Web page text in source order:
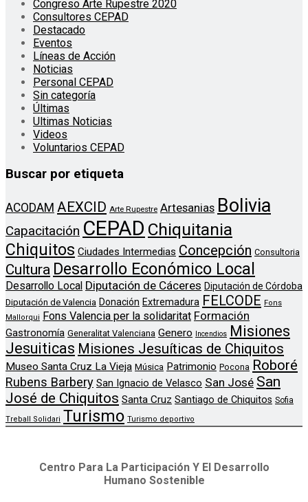
Congreso Arte Rupestre 2020
Consultores CEPAD
Destacado
Eventos
Líneas de Acción
Noticias
Personal CEPAD
Sin categoría
Últimas
Ultimas Noticias
Videos
Voluntarios CEPAD
Buscar por etiqueta
ACODAM AEXCID Arte Rupestre Artesanias Bolivia
Capacitación CEPAD Chiquitania
Chiquitos Ciudades Intermedias Concepción Consultoria
Cultura Desarrollo Económico Local
Desarrollo Local Diputación de Cáceres Diputación de Córdoba
Diputación de Valencia Donación Extremadura FELCODE Fons
Mallorqui
Fons Valencia per la solidaritat Formación
Gastronomía Generalitat Valenciana Genero Incendios Misiones
Jesuiticas Misiones Jesuíticas de Chiquitos
Museo Santa Cruz La Vieja Música Patrimonio Pocona Roboré
Rubens Barbery San Ignacio de Velasco San José San
José de Chiquitos Santa Cruz Santiago de Chiquitos Sofia
Treball Solidari Turismo Turismo deportivo
Centro Para La Participación Y El Desarrollo
Humano Sostenible